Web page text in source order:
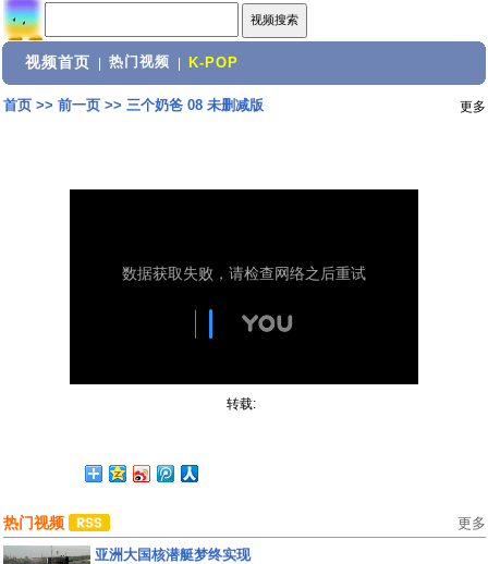
视频首页 热门视频 K-POP
首页>> 前一页>> 三个奶爸 08 未删减版 更多
转载:
热门视频 更多
亚洲大国核潜艇梦终实现